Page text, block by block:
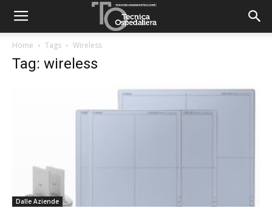
Home Tags Wireless
Tag: wireless
Dalle Aziende